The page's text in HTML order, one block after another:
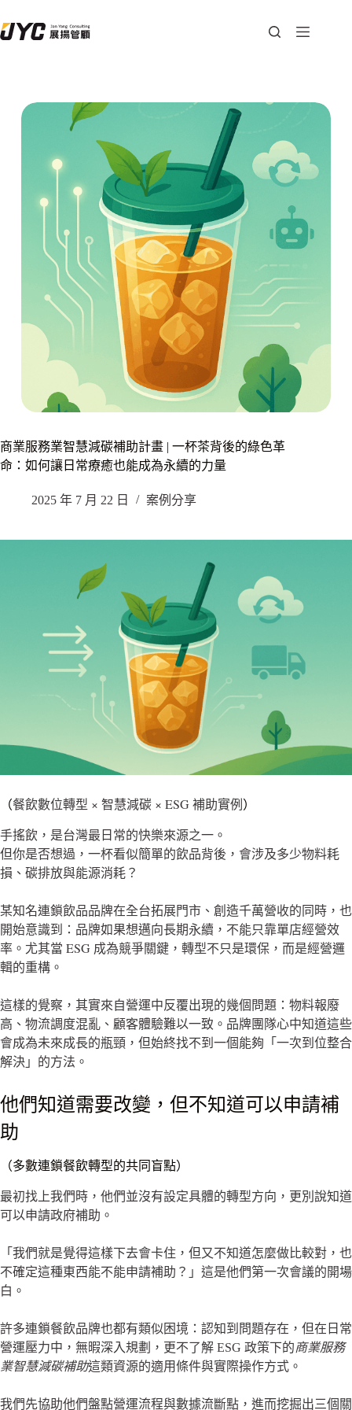
商業服務業智慧減碳補助計畫 | 一杯茶背後的綠色革
命：如何讓日常療癒也能成為永續的力量
2025 年 7 月 22 日 案例分享
（餐飲數位轉型 × 智慧減碳 × ESG補助實例）
手搖飲，是台灣最日常的快樂來源之一。
但你是否想過，一杯看似簡單的飲品背後，會涉及多少物料耗
損、碳排放與能源消耗？
某知名連鎖飲品品牌在全台拓展門市、創造千萬營收的同時，也
開始意識到：品牌如果想邁向長期永續，不能只靠單店經營效
率。尤其當 ESG 成為競爭關鍵，轉型不只是環保，而是經營邏
輯的重構。
這樣的覺察，其實來自營運中反覆出現的幾個問題：物料報廢
高、物流調度混亂、顧客體驗難以一致。品牌團隊心中知道這些
會成為未來成長的瓶頸，但始終找不到一個能夠「一次到位整合
解決」的方法。
他們知道需要改變，但不知道可以申請補
助
（多數連鎖餐飲轉型的共同盲點）
最初找上我們時，他們並沒有設定具體的轉型方向，更別說知道
可以申請政府補助。
「我們就是覺得這樣下去會卡住，但又不知道怎麼做比較對，也
不確定這種東西能不能申請補助？」這是他們第一次會議的開場
白。
許多連鎖餐飲品牌也都有類似困境：認知到問題存在，但在日常
營運壓力中，無暇深入規劃，更不了解 ESG 政策下的商業服務
業智慧減碳補助這類資源的適用條件與實際操作方式。
我們先協助他們盤點營運流程與數據流斷點，進而挖掘出三個關